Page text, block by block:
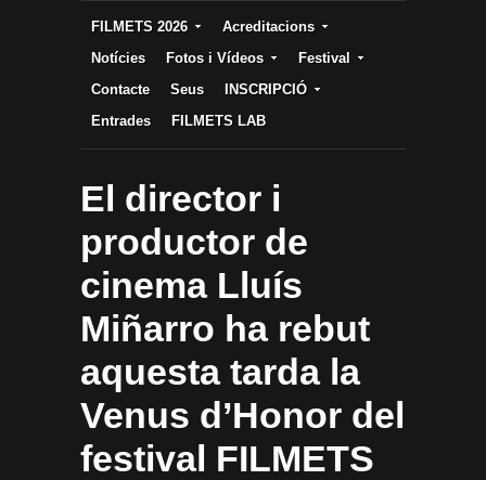
FILMETS 2026
Acreditacions
Notícies
Fotos i Vídeos
Festival
Contacte
Seus
INSCRIPCIÓ
Entrades
FILMETS LAB
El director i
productor de
cinema Lluís
Miñarro ha rebut
aquesta tarda la
Venus d’Honor del
festival FILMETS